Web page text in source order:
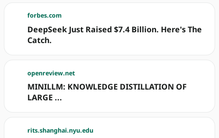
forbes.com
DeepSeek Just Raised $7.4 Billion. Here's The
Catch.
openreview.net
MINILLM: KNOWLEDGE DISTILLATION OF
LARGE ...
rits.shanghai.nyu.edu